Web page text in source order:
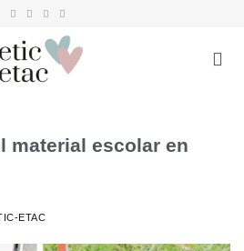
material escolar en
ETAC